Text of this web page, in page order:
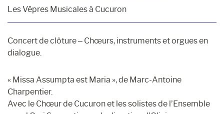
Les Vêpres Musicales à Cucuron
Concert de clôture – Chœurs, instruments et orgues en
dialogue.
« Missa Assumpta est Maria », de Marc-Antoine
Charpentier.
Avec le Chœur de Cucuron et les solistes de l’Ensemble